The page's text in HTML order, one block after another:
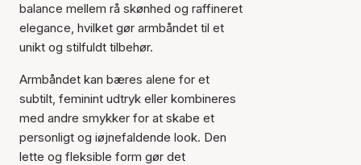
balance mellem rå skønhed og raffineret
elegance, hvilket gør armbåndet til et
unikt og stilfuldt tilbehør.
Armbåndet kan bæres alene for et
subtilt, feminint udtryk eller kombineres
med andre smykker for at skabe et
personligt og iøjnefaldende look. Den
lette og fleksible form gør det